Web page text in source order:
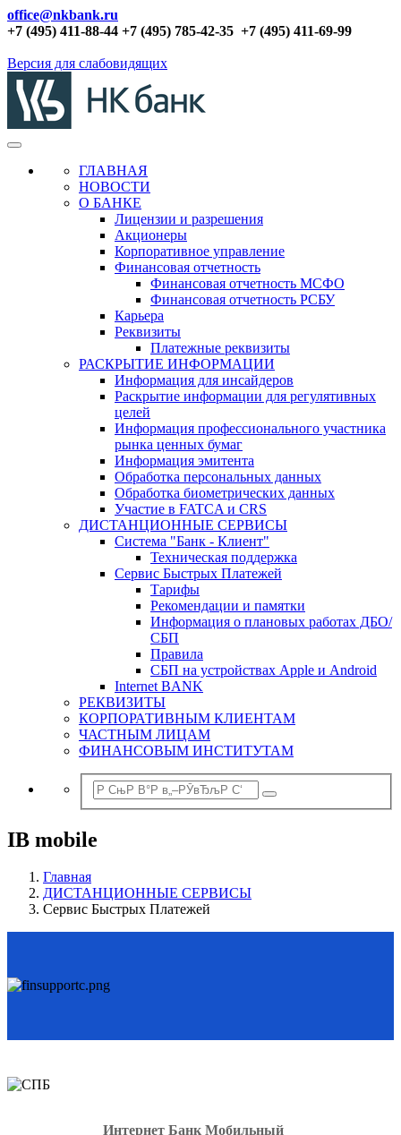
office@nkbank.ru
+7 (495) 411-88-44 +7 (495) 785-42-35 +7 (495) 411-69-99
Версия для слабовидящих
ГЛАВНАЯ
НОВОСТИ
О БАНКЕ
Лицензии и разрешения
Акционеры
Корпоративное управление
Финансовая отчетность
Финансовая отчетность МСФО
Финансовая отчетность РСБУ
Карьера
Реквизиты
Платежные реквизиты
РАСКРЫТИЕ ИНФОРМАЦИИ
Информация для инсайдеров
Раскрытие информации для регулятивных
целей
Информация профессионального участника
рынка ценных бумаг
Информация эмитента
Обработка персональных данных
Обработка биометрических данных
Участие в FATCA и CRS
ДИСТАНЦИОННЫЕ СЕРВИСЫ
Система "Банк - Клиент"
Техническая поддержка
Сервис Быстрых Платежей
Тарифы
Рекомендации и памятки
Информация о плановых работах ДБО/
СБП
Правила
СБП на устройствах Apple и Android
Internet BANK
РЕКВИЗИТЫ
КОРПОРАТИВНЫМ КЛИЕНТАМ
ЧАСТНЫМ ЛИЦАМ
ФИНАНСОВЫМ ИНСТИТУТАМ
IB mobile
Главная
ДИСТАНЦИОННЫЕ СЕРВИСЫ
Сервис Быстрых Платежей
Интернет Банк Мобильный